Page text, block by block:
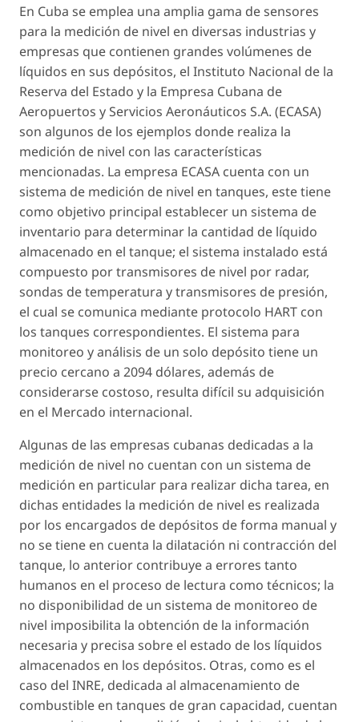
En Cuba se emplea una amplia gama de sensores
para la medición de nivel en diversas industrias y
empresas que contienen grandes volúmenes de
líquidos en sus depósitos, el Instituto Nacional de la
Reserva del Estado y la Empresa Cubana de
Aeropuertos y Servicios Aeronáuticos S.A. (ECASA)
son algunos de los ejemplos donde realiza la
medición de nivel con las características
mencionadas. La empresa ECASA cuenta con un
sistema de medición de nivel en tanques, este tiene
como objetivo principal establecer un sistema de
inventario para determinar la cantidad de líquido
almacenado en el tanque; el sistema instalado está
compuesto por transmisores de nivel por radar,
sondas de temperatura y transmisores de presión,
el cual se comunica mediante protocolo HART con
los tanques correspondientes. El sistema para
monitoreo y análisis de un solo depósito tiene un
precio cercano a 2094 dólares, además de
considerarse costoso, resulta difícil su adquisición
en el Mercado internacional.
Algunas de las empresas cubanas dedicadas a la
medición de nivel no cuentan con un sistema de
medición en particular para realizar dicha tarea, en
dichas entidades la medición de nivel es realizada
por los encargados de depósitos de forma manual y
no se tiene en cuenta la dilatación ni contracción del
tanque, lo anterior contribuye a errores tanto
humanos en el proceso de lectura como técnicos; la
no disponibilidad de un sistema de monitoreo de
nivel imposibilita la obtención de la información
necesaria y precisa sobre el estado de los líquidos
almacenados en los depósitos. Otras, como es el
caso del INRE, dedicada al almacenamiento de
combustible en tanques de gran capacidad, cuentan